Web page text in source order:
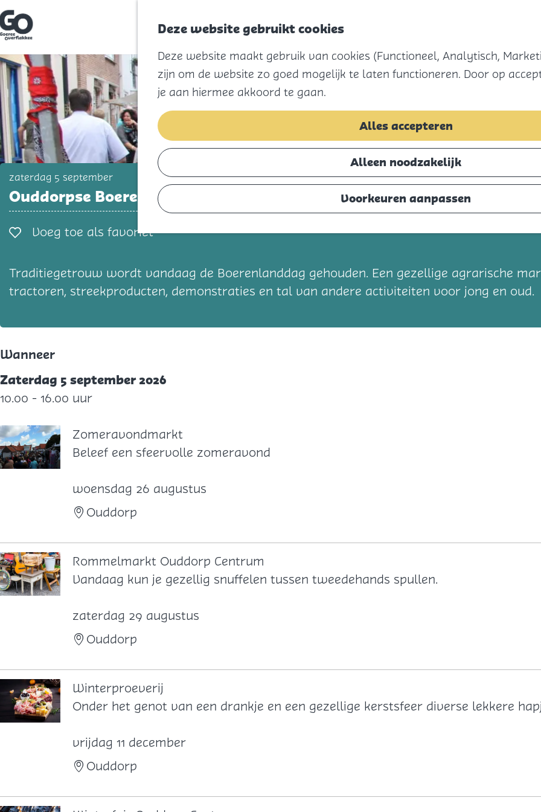
Deze website gebruikt cookies
Deze website maakt gebruik van cookies (Functioneel, Analytisch,
zijn om de website zo goed mogelijk te laten functioneren. Door op
je aan hiermee akkoord te gaan.
Alles accepteren
Alleen noodzakelijk
Voorkeuren aanpassen
zaterdag 5 september
Ouddorpse Boerenlanddag
Voeg toe als favorietVoeg toe als favoriet
Traditiegetrouw wordt vandaag de Boerenlanddag gehouden. Een gezellige agrarische
tractoren, streekproducten, demonstraties en tal van andere activiteiten voor jong en oud.
Wanneer
Zaterdag 5 september 2026
10.00 - 16.00 uur
Zomeravondmarkt
Z
m
e
a
v
o
d
m
r
k
t
Beleef een sfeervolle zomeravond
woensdag 26 augustus
Ouddorp
Rommelmarkt Ouddorp Centrum
R
m
m
l
m
a
k
t
u
Vandaag kun je gezellig snuffelen tussen tweedehands spullen.
zaterdag 29 augustus
Ouddorp
Winterproeverij
W
n
t
r
Onder het genot van een drankje en een gezellige kerstsfeer diverse lekkere
vrijdag 11 december
Ouddorp